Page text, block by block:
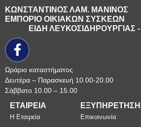
ΚΩΝΣΤΑΝΤΙΝΟΣ ΛΑΜ. ΜΑΝΙΝΟΣ
ΕΜΠΟΡΙΟ ΟΙΚΙΑΚΩΝ ΣΥΣΚΕΩΝ
ΕΙΔΗ
Ωράριο καταστήματος
Δευτέρα – Παρασκευή 10.00-20.00
Σάββατο 10.00 – 15.00
ΕΤΑΙΡΕΙΑ
Η Εταιρεία
ΕΞΥΠΗΡΕΤΗΣΗ
Επικοινωνία